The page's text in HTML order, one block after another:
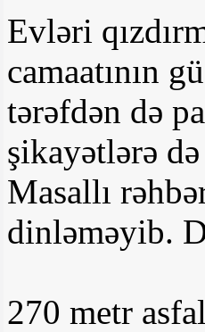
Evləri
camaatının
tərəfdən də
şikayətlərə
Masallı
dinləməyib.
270 metr